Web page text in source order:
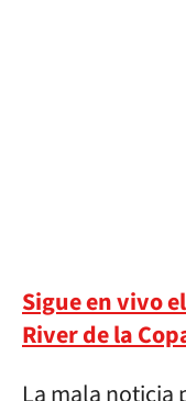
Sigue en vivo
River de la